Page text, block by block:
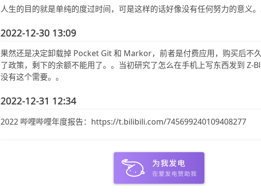
人生的目的就是单纯的度过时间，可是这样的话好像没有任何努力的意义。
2022-12-30 13:09
果然还是决定卸载掉 Pocket Git 和 Markor，前者是付费应用，购买后不
了政策，剩下的余额不能用了。。当初研究了怎么在手机上写东西发到 Z-
没有这个需要。。
2022-12-31 12:34
2022 哔哩哔哩年度报告：https://t.bilibili.com/745699240109408277